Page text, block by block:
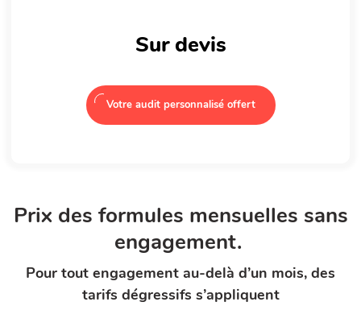
Sur devis
Votre audit personnalisé offert
Prix des formules mensuelles sans
engagement.
Pour tout engagement au-delà d’un mois, des
tarifs dégressifs s’appliquent